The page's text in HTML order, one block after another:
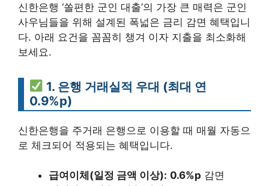
신한은행 ‘쏠편한 군인 대출’의 가장 큰 매력은 군인
사우님들을 위해 설계된 폭넓은 금리 감면 혜택입니
다. 아래 요건을 꼼꼼히 챙겨 이자 지출을 최소화해
보세요.
1. 은행 거래실적 우대 (최대 연
0.9%p)
신한은행을 주거래 은행으로 이용할 때 매월 자동으
로 체크되어 적용되는 혜택입니다.
급여이체(일정 금액 이상): 0.6%p 감면